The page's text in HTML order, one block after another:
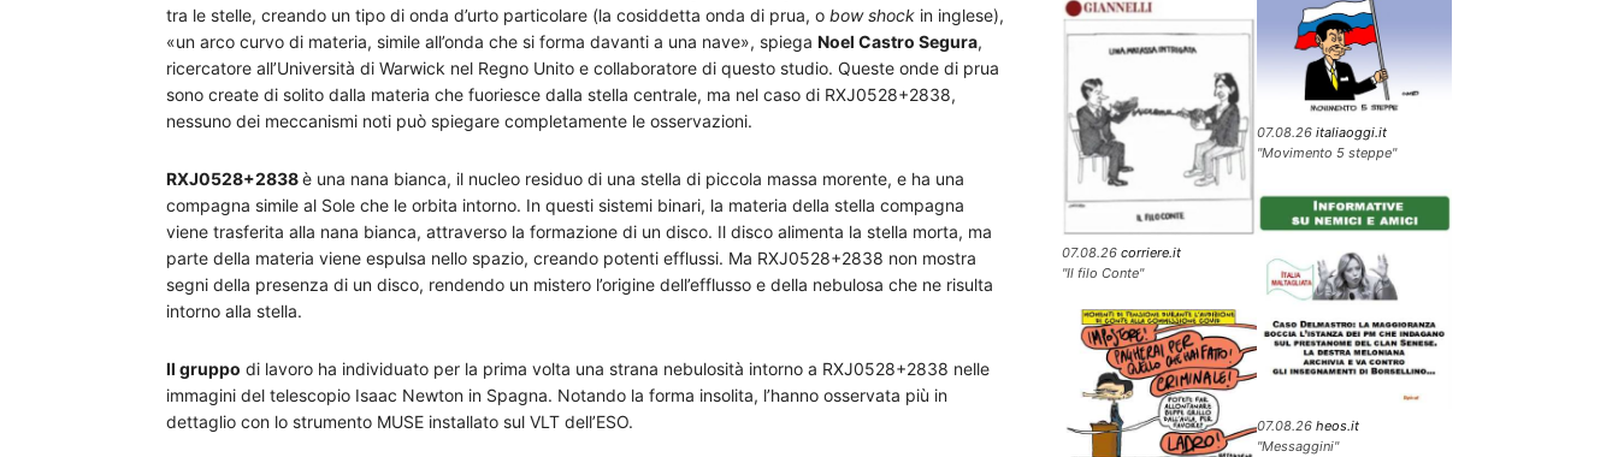
tra le stelle, creando un tipo di onda d’urto particolare (la cosiddetta onda di prua, o bow shock in inglese),
«un arco curvo di materia, simile all’onda che si forma davanti a una nave», spiega Noel Castro Segura,
ricercatore all’Università di Warwick nel Regno Unito e collaboratore di questo studio. Queste onde di prua
sono create di solito dalla materia che fuoriesce dalla stella centrale, ma nel caso di RXJ0528+2838,
nessuno dei meccanismi noti può spiegare completamente le osservazioni.
RXJ0528+2838è una nana bianca, il nucleo residuo di una stella di piccola massa morente, e ha una
compagna simile al Sole che le orbita intorno. In questi sistemi binari, la materia della stella compagna
viene trasferita alla nana bianca, attraverso la formazione di un disco. Il disco alimenta la stella morta, ma
parte della materia viene espulsa nello spazio, creando potenti efflussi. Ma RXJ0528+2838 non mostra
segni della presenza di un disco, rendendo un mistero l’origine dell’efflusso e della nebulosa che ne risulta
intorno alla stella.
Il gruppo di lavoro ha individuato per la prima volta una strana nebulosità intorno a RXJ0528+2838 nelle
immagini del telescopio Isaac Newton in Spagna. Notando la forma insolita, l’hanno osservata più in
dettaglio con lo strumento MUSE installato sul VLT dell’ESO.
07.08.26 corriere.it
"Il filo Conte"
07.08.26 italiaoggi.it
"Movimento 5 steppe"
07.08.26 heos.it
"Messaggini"